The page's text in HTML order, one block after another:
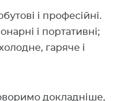
і професійні.
і портативні;
гаряче і
докладніше,